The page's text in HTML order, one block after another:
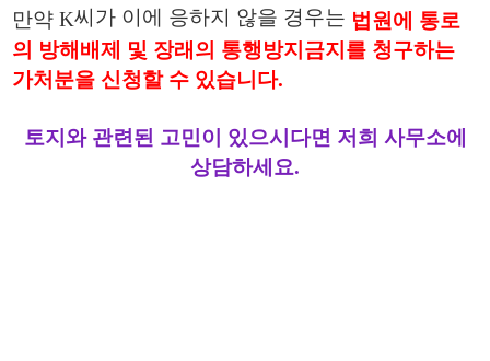
만약K씨가 이에 응하지 않을 경우는 법원에 통로
의 방해배제 및 장래의 통행방지금지를 청구하는
가처분을 신청할 수 있습니다.
토지와 관련된 고민이 있으시다면 저희 사무소에
상담하세요.